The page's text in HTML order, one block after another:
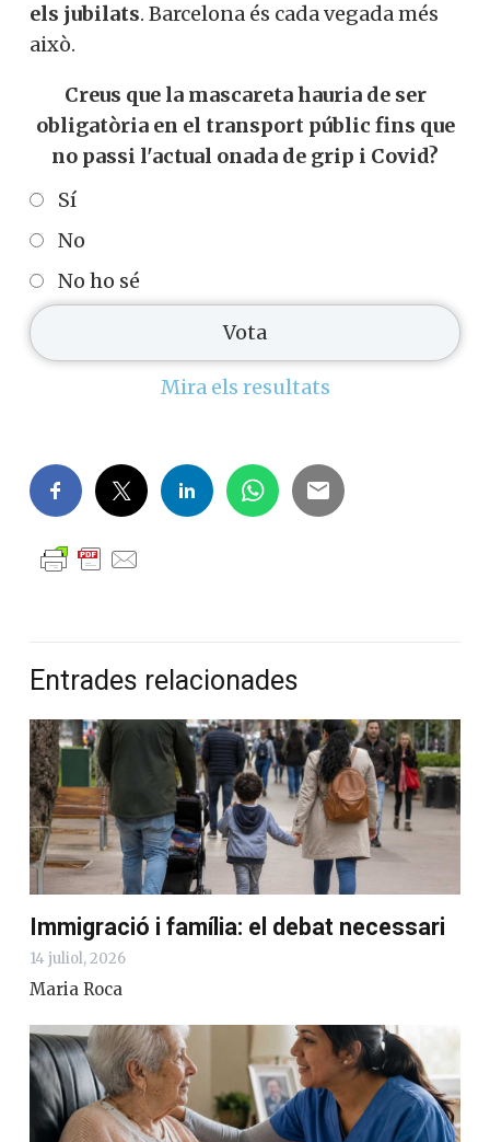
els jubilats. Barcelona és cada vegada més
això.
Creus que la mascareta hauria de ser
obligatòria en el transport públic fins que
no passi l'actual onada de grip i Covid?
Sí
No
No ho sé
Mira els resultats
Entrades relacionades
Immigració i família: el debat necessari
14 juliol, 2026
Maria Roca